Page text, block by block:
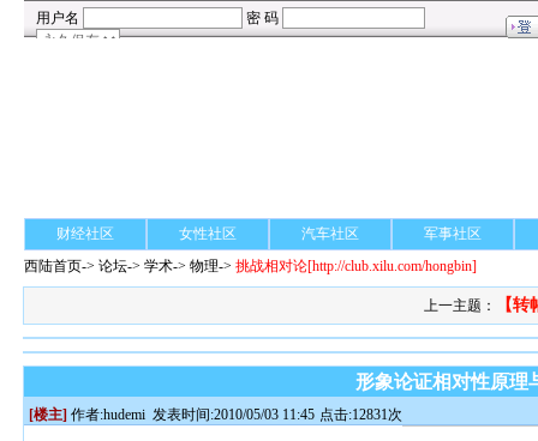
财经社区 女性社区 汽车社区
军事社区
西陆首页->论坛->学术-> 物理->挑战相对论[http://club.xilu.com/hongbin]
上一主题： 【
形象论证相对性原理
[楼主] 作者:hudemi 发表时间:2010/05/03 11:45 点击:12831次